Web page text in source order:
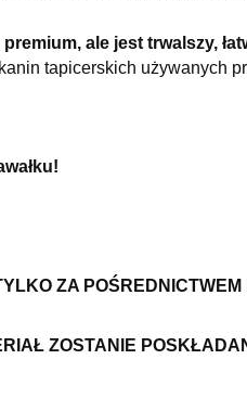
ale jest trwalszy,
tapicerskich używanych
ZA
ZOSTANIE